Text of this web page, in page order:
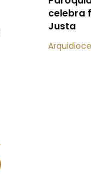
celebra
Justa